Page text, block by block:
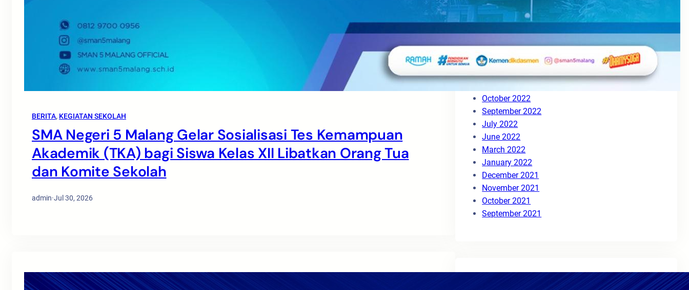
BERITA, KEGIATAN SEKOLAH
SMA Negeri 5 Malang Gelar Sosialisasi Tes Kemampuan
Akademik (TKA) bagi Siswa Kelas XII Libatkan Orang Tua
dan Komite Sekolah
admin·Jul 30, 2026
May 2024
April 2024
October 2023
August 2023
May 2023
March 2023
November 2022
October 2022
September 2022
July 2022
June 2022
March 2022
January 2022
December 2021
November 2021
October 2021
September 2021